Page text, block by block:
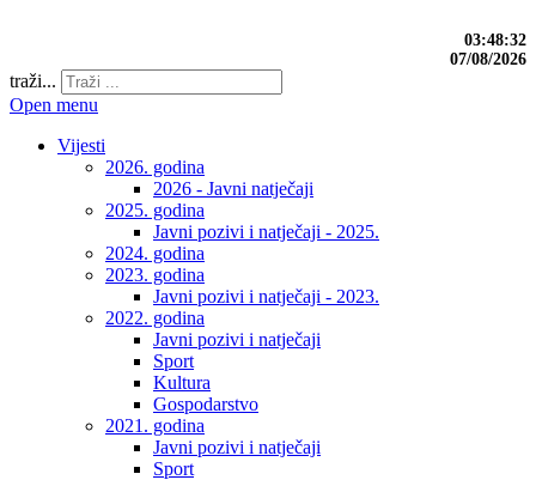
03:48:33
07/08/2026
traži...
Open menu
Vijesti
2026. godina
2026 - Javni natječaji
2025. godina
Javni pozivi i natječaji - 2025.
2024. godina
2023. godina
Javni pozivi i natječaji - 2023.
2022. godina
Javni pozivi i natječaji
Sport
Kultura
Gospodarstvo
2021. godina
Javni pozivi i natječaji
Sport